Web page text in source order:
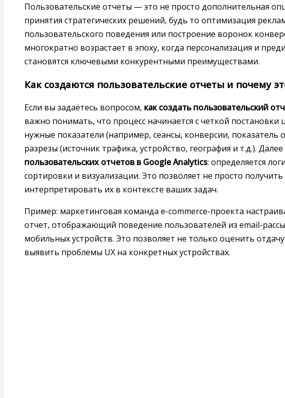
Пользовательские отчеты — это не просто дополнительная
принятия стратегических решений, будь то оптимизация
пользовательского поведения или построение воронок
многократно возрастает в эпоху, когда персонализация и
становятся ключевыми конкурентными преимуществами.
Как создаются пользовательские отчеты и почему
Если вы задаётесь вопросом, как создать пользовательский
важно понимать, что процесс начинается с четкой постановки
нужные показатели (например, сеансы, конверсии, показатель
разрезы (источник трафика, устройство, география и т.д.).
пользовательских отчетов в Google Analytics: определяется
сортировки и визуализации. Это позволяет не просто
интерпретировать их в контексте ваших задач.
Пример: маркетинговая команда e-commerce-проекта
отчет, отображающий поведение пользователей из email-
мобильных устройств. Это позволяет не только оценить
выявить проблемы UX на конкретных устройствах.